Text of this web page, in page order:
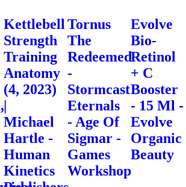
Kettlebell
Strength
Training
Anatomy
(4, 2023)
Michael
Hartle -
Human
Kinetics
Tornus
The
Redeemed
-
Stormcast
Eternals
- Age Of
Sigmar -
Games
Workshop
Evolve
Bio-
Retinol
+ C
Booster
- 15 Ml -
Evolve
Organic
Beauty